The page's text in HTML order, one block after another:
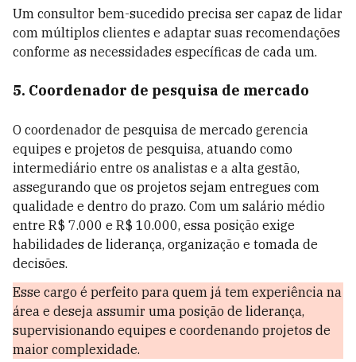
Um consultor bem-sucedido precisa ser capaz de lidar
com múltiplos clientes e adaptar suas recomendações
conforme as necessidades específicas de cada um.
5. Coordenador de pesquisa de mercado
O coordenador de pesquisa de mercado gerencia
equipes e projetos de pesquisa, atuando como
intermediário entre os analistas e a alta gestão,
assegurando que os projetos sejam entregues com
qualidade e dentro do prazo. Com um salário médio
entre R$ 7.000 e R$ 10.000, essa posição exige
habilidades de liderança, organização e tomada de
decisões.
Esse cargo é perfeito para quem já tem experiência na
área e deseja assumir uma posição de liderança,
supervisionando equipes e coordenando projetos de
maior complexidade.